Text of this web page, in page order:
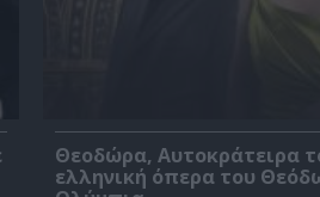
Θεοδώρα, Αυτοκράτειρα
ελληνική όπερα του